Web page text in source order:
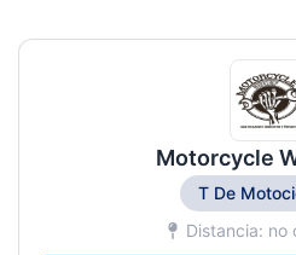
Motorcycle
T De
Distancia: no